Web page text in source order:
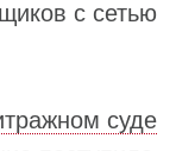
с сетью
суде